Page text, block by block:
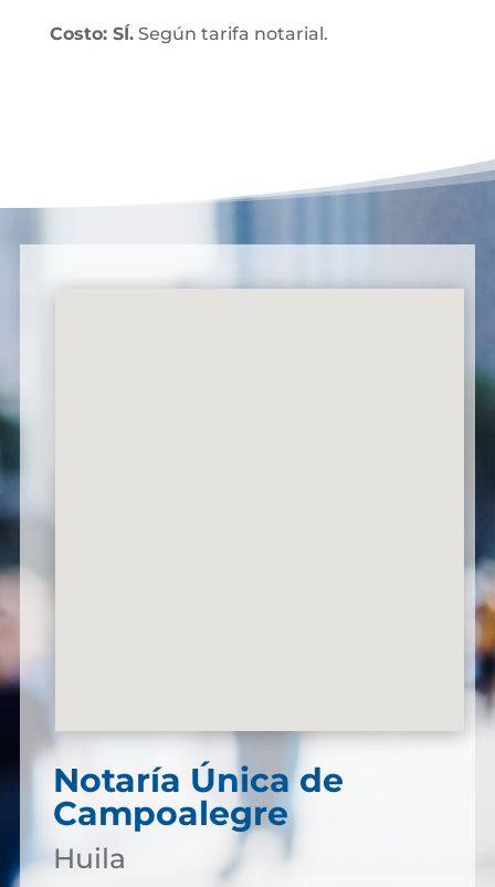
Costo: SÍ.Según tarifa notarial.
Notaría Única de
Campoalegre
Huila